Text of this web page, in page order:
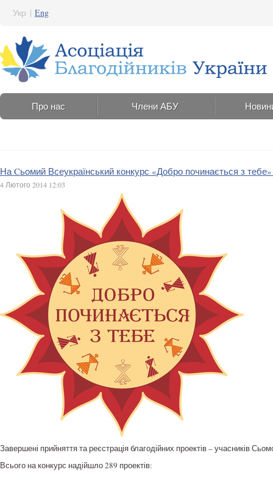
Укр | Eng
Про нас Члени АБУ
На Cьомий Всеукраїнський конкурс «Добро починається з
4 Лютого 2014 12:03
Завершені прийняття та реєстрація благодійних проектів – учасників
Всього на конкурс надійшло 289 проектів: